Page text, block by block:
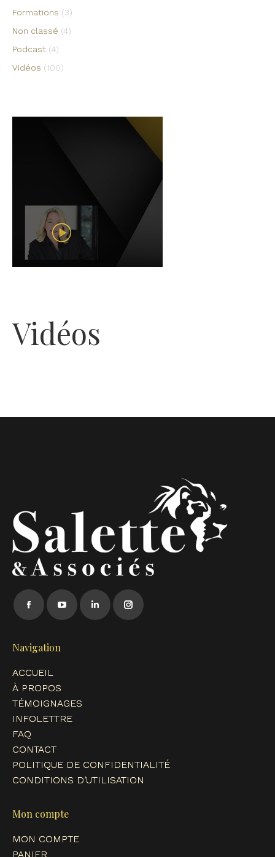
Formations (3)
Non classé (4)
Podcast (4)
Vidéos (100)
Vidéos
Trouvez nous sur :
Facebook
opens
new
window
YouTube
LinkedInInstagram
Navigation
ACCUEIL
À PROPOS
TÉMOIGNAGES
INFOLETTRE
FAQ
CONTACT
POLITIQUE DE CONFIDENTIALITÉ
CONDITIONS D’UTILISATION
Mon compte
MON COMPTE
PANIER